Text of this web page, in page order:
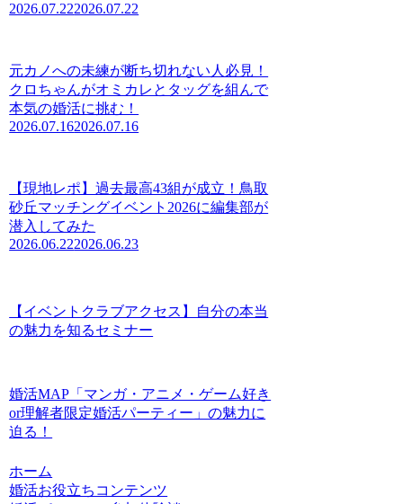
2026.07.222026.07.22
元カノへの未練が断ち切れない人必見！
クロちゃんがオミカレとタッグを組んで
本気の婚活に挑む！
2026.07.162026.07.16
【現地レポ】過去最高43組が成立！鳥取
砂丘マッチングイベント2026に編集部が
潜入してみた
2026.06.222026.06.23
【イベントクラブアクセス】自分の本当
の魅力を知るセミナー
婚活MAP「マンガ・アニメ・ゲーム好き
or理解者限定婚活パーティー」の魅力に
迫る！
ホーム
婚活お役立ちコンテンツ